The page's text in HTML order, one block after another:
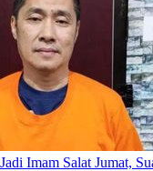
Jadi Imam Salat Jumat,